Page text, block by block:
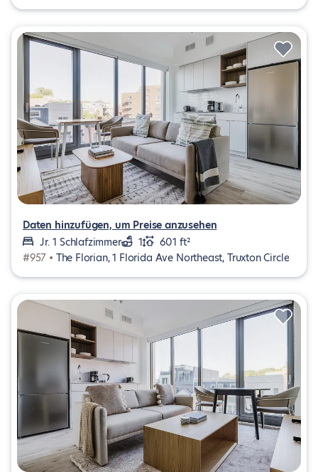
Daten hinzufügen, um Preise anzusehen
Jr. 1 Schlafzimmer
1
601 ft²
#957 • The Florian, 1 Florida Ave Northeast, Truxton Circle